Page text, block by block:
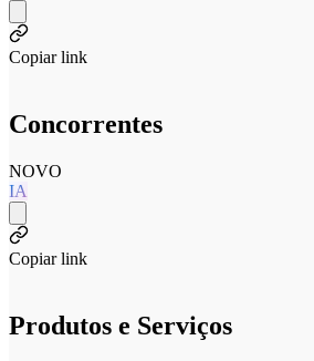
Copiar link
Concorrentes
NOVO
IA
Copiar link
Produtos e Serviços